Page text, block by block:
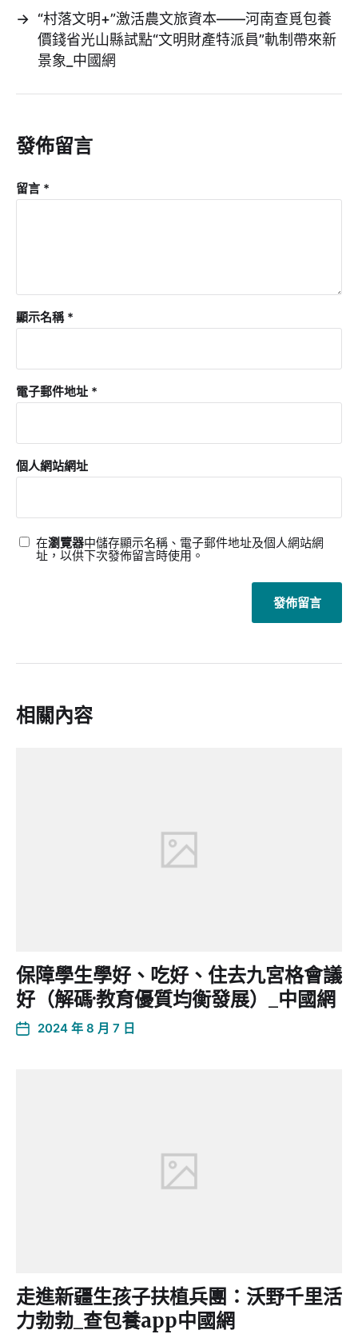
→ “村落文明+”激活農文旅資本——河南查覓包養
價錢省光山縣試點“文明財產特派員”軌制帶來新
景象_中國網
發佈留言
留言 *
顯示名稱 *
電子郵件地址 *
個人網站網址
在瀏覽器中儲存顯示名稱、電子郵件地址及個人網站網
址，以供下次發佈留言時使用。
相關內容
保障學生學好、吃好、住去九宮格會議
好（解碼·教育優質均衡發展）_中國網
2024 年 8 月 7 日
走進新疆生孩子扶植兵團：沃野千里活
力勃勃_查包養app中國網